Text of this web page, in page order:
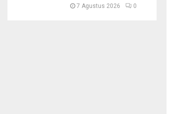
7 Agustus 2026 0